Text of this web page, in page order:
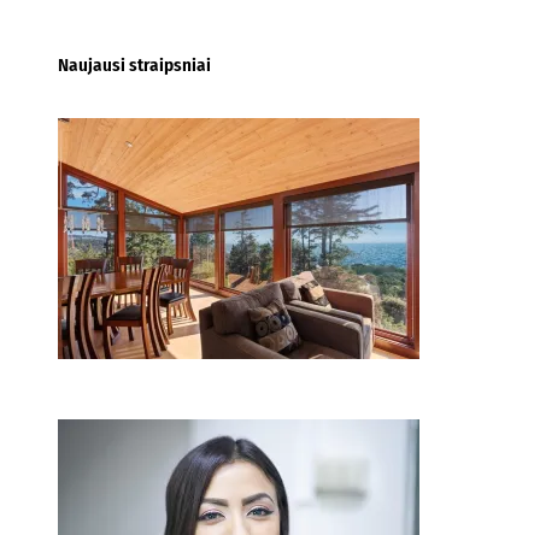
Naujausi straipsniai
Kur nusipirkti medines
žaliuzes Klaipėdoje?
2026-08-01
Kaip miegamojo atmosfera
veikia odos senėjimą?
2026-06-01